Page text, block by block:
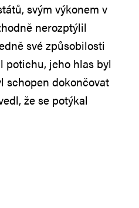
svým výkonem v
nerozptýlil
své způsobilosti
potichu, jeho hlas byl
schopen dokončovat
že se potýkal